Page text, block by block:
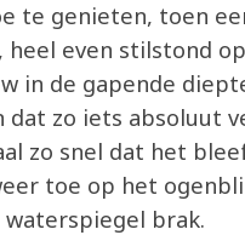
te genieten, toen
even stilstond
in de gapende
dat zo iets absoluut
zo snel dat het
toe op het
brak.